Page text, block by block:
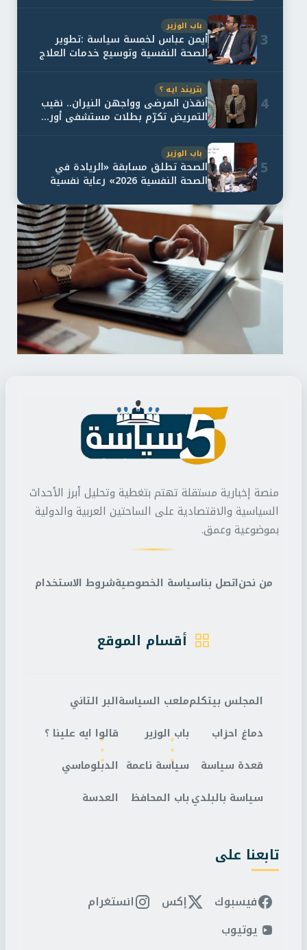
3
باب الوزير
أيمن عباس لخمسة سياسة :تطوير
الصحة النفسية وتوسيع خدمات العلاج
4
بتريند ايه ؟
أنقذن المرضى وواجهن النيران.. نقيب
التمريض تكرّم بطلات مستشفى أور...
5
باب الوزير
الصحة تطلق مسابقة «الريادة في
الصحة النفسية 2026» رعاية نفسية
منصة إخبارية مستقلة تهتم بتغطية وتحليل أبرز الأحداث
السياسية والاقتصادية على الساحتين العربية والدولية
بموضوعية وعمق.
من نحناتصل بناسياسة الخصوصيةشروط الاستخدام
أقسام الموقع
المجلس بيتكلم
دماغ احزاب
قعدة سياسة
سياسة بالبلدي
ملعب السياسة
باب الوزير
سياسة ناعمة
باب المحافظ
البر التاني
قالوا ايه علينا ؟
الدبلوماسي
العدسة
تابعنا على
فيسبوك إكس
انستغرام
يوتيوب